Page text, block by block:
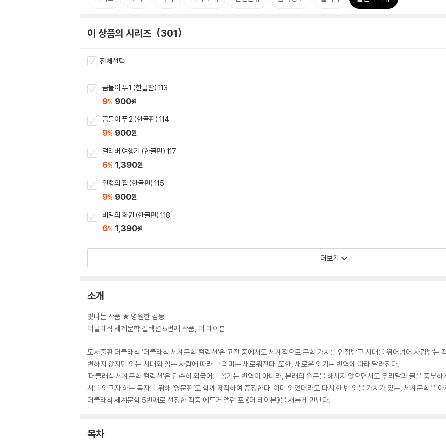
이 상품의 시리즈 301
전체선택
곰돌이 푸 1 (한글판) 113
9% 900원
곰돌이 푸 2 (한글판) 114
9% 900원
걸리버 여행기 (한글판) 117
6% 1,390원
인형의 집 (한글판) 115
9% 900원
비밀의 화원 (한글판) 118
6% 1,390원
더보기
소개
빛나는 작품 ★ 영원한 감동
더클래식 세계문학 컬렉션 5번째 작품, 더 레이븐
도서출판 더클래식 ‘더클래식 세계문학 컬렉션’은 고전 중에서도 세계적으로 문학 가치를 인정받고 시대를 뛰어넘어 사랑받는
변하지 않지만 읽는 시대와 읽는 사람에 따라 그 의미는 새로워진다. 또한, 새로운 읽기는 번역에 따라 달라진다.
‘더클래식 세계문학 컬렉션’은 단순히 외국어를 옮기는 번역이 아니라, 본래의 원문을 해치지 않으면서도 우리말과 글을 풍부
서를 읽고자 하는 독자를 위해 ‘영문판’도 함께 제작하여 증정한다. 이미 읽었더라도 다시 한 번 읽을 가치가 있는, 세계문학을
더클래식 세계문학 5번째로 선정한 작품 에드거 앨런 포 《더 레이븐》을 새롭게 만난다.
목차